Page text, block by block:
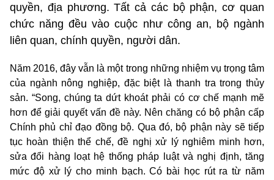
quyền, địa phương. Tất cả các bộ phận, cơ quan
chức năng đều vào cuộc như công an, bộ ngành
liên quan, chính quyền, người dân.
Năm 2016, đây vẫn là một trong những nhiệm vụ trọng tâm
của ngành nông nghiệp, đặc biệt là thanh tra trong thủy
sản. “Song, chúng ta dứt khoát phải có cơ chế mạnh mẽ
hơn để giải quyết vấn đề này. Nên chăng có bộ phận cấp
Chính phủ chỉ đạo đồng bộ. Qua đó, bộ phận này sẽ tiếp
tục hoàn thiện thể chế, đề nghị xử lý nghiêm minh hơn,
sửa đổi hàng loạt hệ thống pháp luật và nghị định, tăng
mức độ xử lý cho minh bạch. Có bài học rút ra từ năm